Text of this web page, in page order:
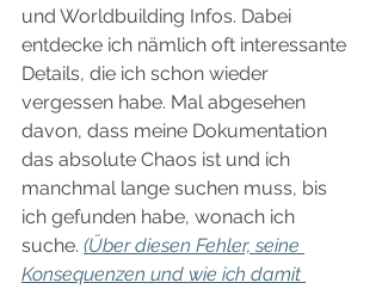
und Worldbuilding Infos. Dabei
entdecke ich nämlich oft interessante
Details, die ich schon wieder
vergessen habe. Mal abgesehen
davon, dass meine Dokumentation
das absolute Chaos ist und ich
manchmal lange suchen muss, bis
ich gefunden habe, wonach ich
suche. (Über diesen Fehler, seine
Konsequenzen und wie ich damit